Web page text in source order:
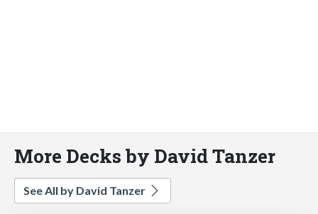
More Decks by David Tanzer
See All by David Tanzer